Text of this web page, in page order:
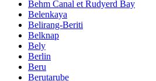
Behm Canal et Rudyerd Bay
Belenkaya
Belirang-Beriti
Belknap
Bely
Berlin
Beru
Berutarube